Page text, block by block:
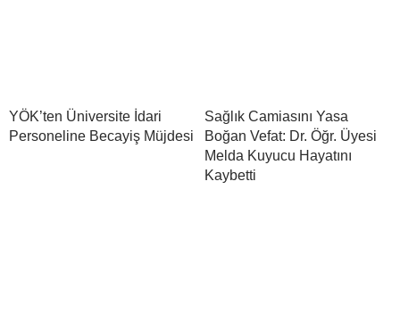
YÖK’ten Üniversite İdari
Personeline Becayiş Müjdesi
Sağlık Camiasını Yasa
Boğan Vefat: Dr. Öğr. Üyesi
Melda Kuyucu Hayatını
Kaybetti